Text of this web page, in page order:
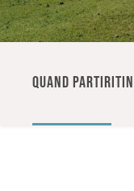
QUAND PARTIR